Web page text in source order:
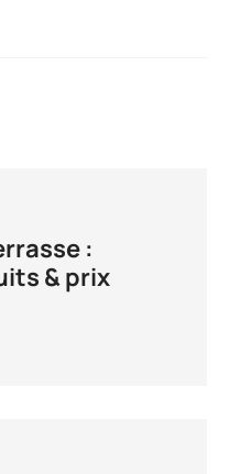
:
& prix